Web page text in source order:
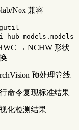
Nox 兼容
+
→ NCHW 形状
预处理管线
命令复现标准结果
化检测结果